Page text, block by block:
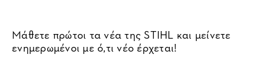
Μάθετε πρώτοι τα νέα της STIHL και μείνετε
ενημερωμένοι με ό,τι νέο έρχεται!